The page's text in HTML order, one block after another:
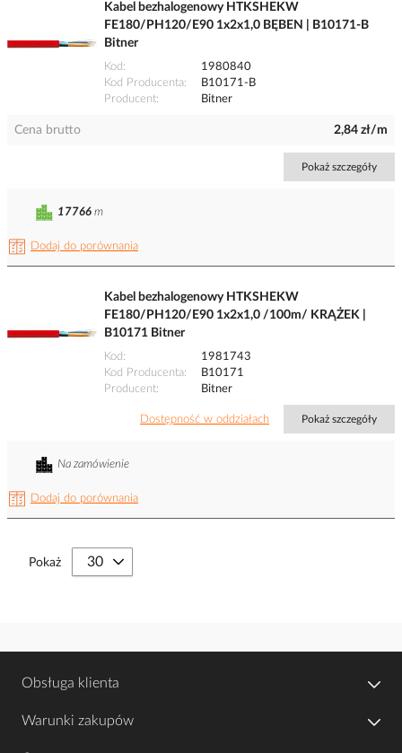
Kabel bezhalogenowy HTKSHEKW
FE180/PH120/E90 1x2x1,0 BĘBEN | B10171-B
Bitner
Kod
1980840
Kod Producenta
B10171-B
Producent
Bitner
Cena brutto 2,84 zł/m
Pokaż szczegóły
Dodaj do porównania
17766 m
Kabel bezhalogenowy HTKSHEKW
FE180/PH120/E90 1x2x1,0 /100m/ KRĄŻEK |
B10171 Bitner
Kod
1981743
Kod Producenta
B10171
Producent
Bitner
Dostępność w oddziałach Pokaż szczegóły
Dodaj do porównania
Na zamówienie
Pokaż
Obsługa klienta
Warunki zakupów